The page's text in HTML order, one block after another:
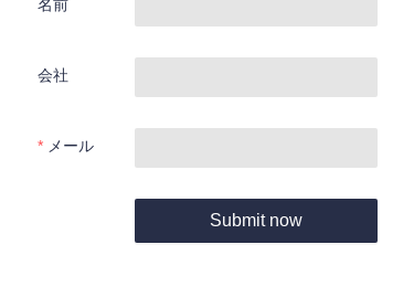
名前
会社
メール
Submit now